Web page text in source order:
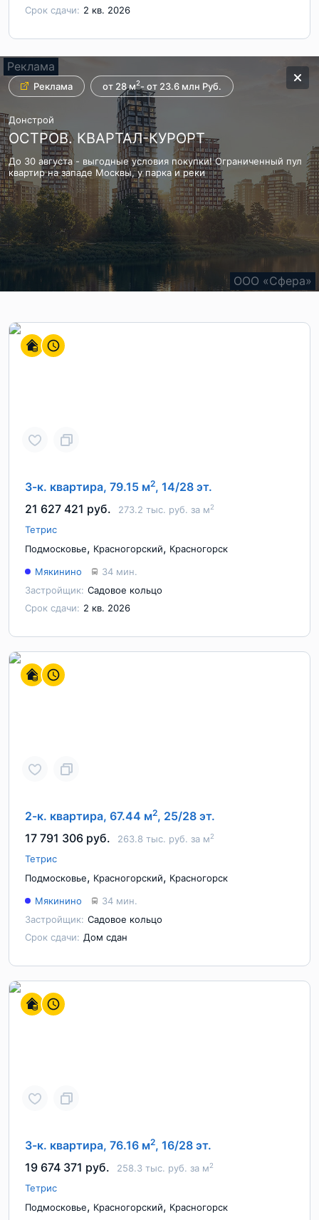
Срок сдачи: 2 кв. 2026
Реклама
ООО «СЗ «ЛСР. Объект-М»
Реклама 5 км от Кремля
Группа ЛСР
ЖК ЗИЛАРТ. Квартиры бизнес класса
Набережная Москвы-реки. 5 км от Кремля. МЦК и метро Зил.
Доступна рассрочка.
Реклама
ООО "СЗ "ВАВИЛОВА-СИТИ"
Реклама Готовим премьеру
СИТИ21
Архитектурный проект «Вавилова 64»
Панорамное остекление на 270 градусов. Функциональные
планировки. 5 минут пешком до метро.
Реклама
ООО «Сфера»
Реклама от 28 м2- от 23.6 млн Руб.
Донстрой
ОСТРОВ. КВАРТАЛ-КУРОРТ
До 30 августа - выгодные условия покупки! Ограниченный пул
квартир на западе Москвы, у парка и реки
Реклама
3-к. квартира, 79.15 м2, 14/28 эт.
21 627 421 руб.
273.2 тыс. руб. за м2
Тетрис
Подмосковье, Красногорский, Красногорск
Мякинино
34 мин.
Застройщик: Садовое кольцо
Срок сдачи: 2 кв. 2026
2-к. квартира, 67.44 м2, 25/28 эт.
17 791 306 руб.
263.8 тыс. руб. за м2
Тетрис
Подмосковье, Красногорский, Красногорск
Мякинино
34 мин.
Застройщик: Садовое кольцо
Срок сдачи: Дом сдан
3-к. квартира, 76.16 м2, 16/28 эт.
19 674 371 руб.
258.3 тыс. руб. за м2
Тетрис
Подмосковье, Красногорский, Красногорск